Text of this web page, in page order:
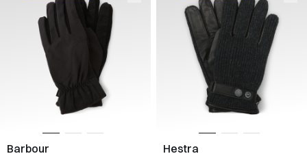
Barbour Hestra